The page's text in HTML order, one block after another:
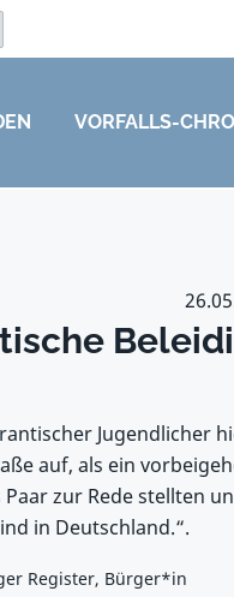
VORFALLS-
Jugendlicher
auf, als ein
Paar zur Rede stellten
in Deutschland.“.
Register, Bürger*in